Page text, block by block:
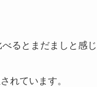
るとまだましと感じ
れています。